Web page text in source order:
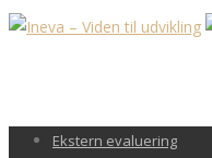
Ekstern evaluering